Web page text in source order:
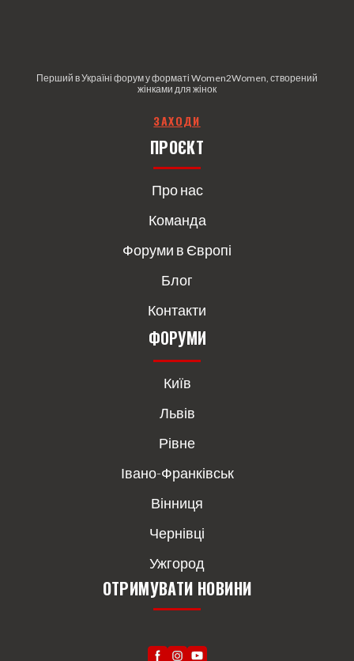
Перший в Україні форум у форматі Women2Women, створений
жінками для жінок
ЗАХОДИ
ПРОЄКТ
Про нас
Команда
Форуми в Європі
Блог
Контакти
ФОРУМИ
Київ
Львів
Рівне
Івано-Франківськ
Вінниця
Чернівці
Ужгород
ОТРИМУВАТИ НОВИНИ